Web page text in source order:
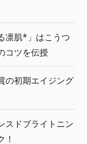
凛肌*」はこうつ
コツを伝授
の初期エイジング
スドブライトニン
！